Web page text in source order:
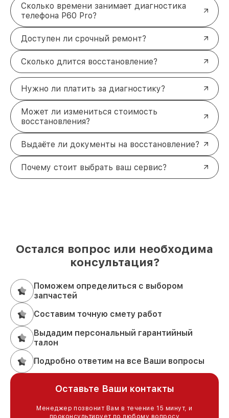
Сколько времени занимает диагностика
телефона P60 Pro?
Доступен ли срочный ремонт?
Сколько длится восстановление?
Нужно ли платить за диагностику?
Может ли измениться стоимость
восстановления?
Выдаёте ли документы на восстановление?
Почему стоит выбрать ваш сервис?
Остался вопрос или необходима
консультация?
Поможем определиться с выбором
запчастей
Составим точную смету работ
Выдадим персональный гарантийный
талон
Подробно ответим на все Ваши вопросы
Оставьте Ваши контакты
Менеджер позвонит Вам в течение 15 минут, и
проконсультирует по любому вопросу